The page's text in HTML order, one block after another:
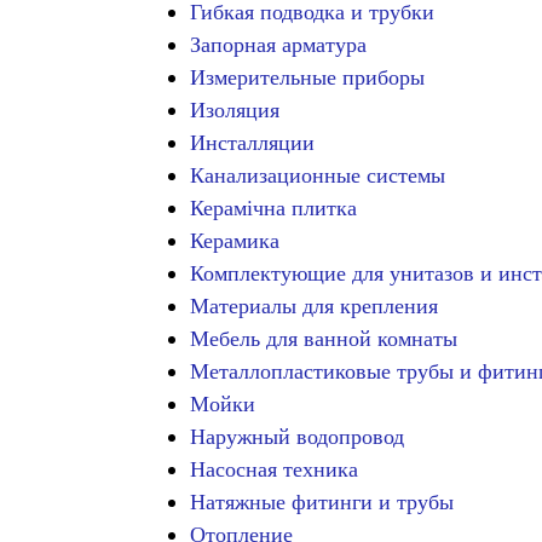
Гибкая подводка и трубки
Запорная арматура
Измерительные приборы
Изоляция
Инсталляции
Канализационные системы
Керамічна плитка
Керамика
Комплектующие для унитазов и
Материалы для крепления
Мебель для ванной комнаты
Металлопластиковые трубы и
Мойки
Наружный водопровод
Насосная техника
Натяжные фитинги и трубы
Отопление